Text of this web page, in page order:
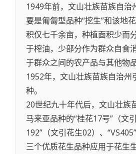
1949年前，文山壮族苗族自治
要是匍匐型品种“挖生”和该地
积仅七千余亩，种植面积少而
于榨油，少部分作为群众自食
于群众之间的农产品与其他物
1952年，文山壮族苗族自治州
种。
20世纪九十年代后，文山壮族
马来亚品种的“桂花17号”（文
192”（文引花生02）、
三个优质花生品种应用于花生生